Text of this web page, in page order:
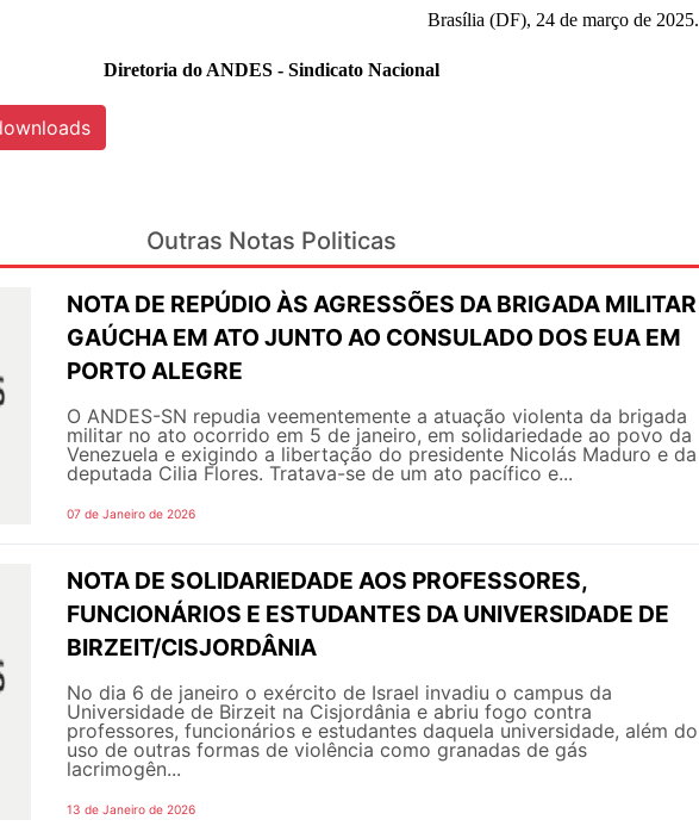
Brasília (DF), 24 de março de 2025.
Diretoria do ANDES - Sindicato Nacional
Outras Notas Politicas
NOTA DE REPÚDIO ÀS AGRESSÕES DA BRIGADA MILITAR
GAÚCHA EM ATO JUNTO AO CONSULADO DOS EUA EM
PORTO ALEGRE
O ANDES-SN repudia veementemente a atuação violenta da brigada
militar no ato ocorrido em 5 de janeiro, em solidariedade ao povo da
Venezuela e exigindo a libertação do presidente Nicolás Maduro e da
deputada Cilia Flores. Tratava-se de um ato pacífico e...
07 de Janeiro de 2026
NOTA DE SOLIDARIEDADE AOS PROFESSORES,
FUNCIONÁRIOS E ESTUDANTES DA UNIVERSIDADE DE
BIRZEIT/CISJORDÂNIA
No dia 6 de janeiro o exército de Israel invadiu o campus da
Universidade de Birzeit na Cisjordânia e abriu fogo contra
professores, funcionários e estudantes daquela universidade, além do
uso de outras formas de violência como granadas de gás
lacrimogên...
13 de Janeiro de 2026